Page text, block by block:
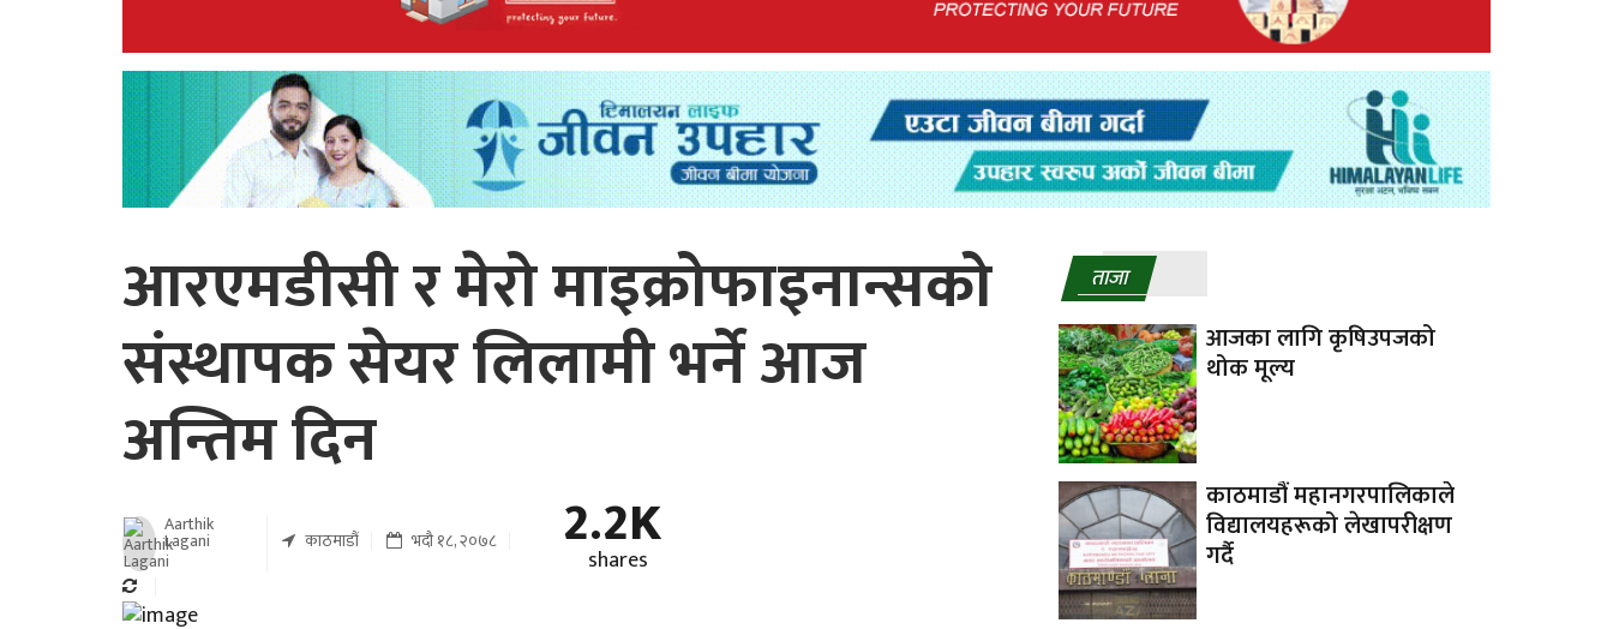
आरएमडीसी र मेरो माइक्रोफाइनान्सको
संस्थापक सेयर लिलामी भर्ने आज
अन्तिम दिन
Aarthik
Lagani काठमाडौं भदौ १८, २०७८ 2.2K
shares
ताजा
आजका लागि कृषिउपजको
थोक मूल्य
काठमाडौं महानगरपालिकाले
विद्यालयहरूको लेखापरीक्षण
गर्दै